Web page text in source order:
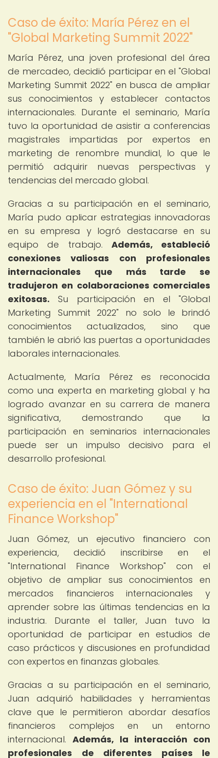
Caso de éxito: María Pérez en el
"Global Marketing Summit 2022"
María Pérez, una joven profesional del área
de mercadeo, decidió participar en el "Global
Marketing Summit 2022" en busca de ampliar
sus conocimientos y establecer contactos
internacionales. Durante el seminario, María
tuvo la oportunidad de asistir a conferencias
magistrales impartidas por expertos en
marketing de renombre mundial, lo que le
permitió adquirir nuevas perspectivas y
tendencias del mercado global.
Gracias a su participación en el seminario,
María pudo aplicar estrategias innovadoras
en su empresa y logró destacarse en su
equipo de trabajo. Además, estableció
conexiones valiosas con profesionales
internacionales que más tarde se
tradujeron en colaboraciones comerciales
exitosas. Su participación en el "Global
Marketing Summit 2022" no solo le brindó
conocimientos actualizados, sino que
también le abrió las puertas a oportunidades
laborales internacionales.
Actualmente, María Pérez es reconocida
como una experta en marketing global y ha
logrado avanzar en su carrera de manera
significativa, demostrando que la
participación en seminarios internacionales
puede ser un impulso decisivo para el
desarrollo profesional.
Caso de éxito: Juan Gómez y su
experiencia en el "International
Finance Workshop"
Juan Gómez, un ejecutivo financiero con
experiencia, decidió inscribirse en el
"International Finance Workshop" con el
objetivo de ampliar sus conocimientos en
mercados financieros internacionales y
aprender sobre las últimas tendencias en la
industria. Durante el taller, Juan tuvo la
oportunidad de participar en estudios de
caso prácticos y discusiones en profundidad
con expertos en finanzas globales.
Gracias a su participación en el seminario,
Juan adquirió habilidades y herramientas
clave que le permitieron abordar desafíos
financieros complejos en un entorno
internacional. Además, la interacción con
profesionales de diferentes países le